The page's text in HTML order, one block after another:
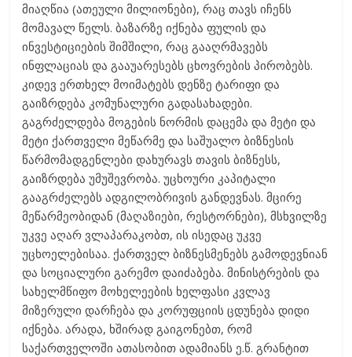
მიაღწია (ათეული მილიონები), რაც თავს იჩენს
მომავალ წელს. ბაზარზე იქნება ფულის და
ინვესტიციების შიმშილი, რაც გააღრმავებს
ინფლაციას და გააუარესებს ცხოვრების პირობებს.
კიდევ ერთხელ მოიმატებს დენზე ტარიფი და
გაიზრდება კომუნალური გადასახადები.
გაგრძელდება მოგების ნორმის დაცემა და მეტი და
მეტი ქართველი მეწარმე და საშუალო ბიზნესის
წარმომადგენლები დახურავს თავის ბიზნესს,
გაიზრდება უმუშევრობა. უცხოური კაპიტალი
გააგრძელებს ადგილობრივის განდევნას. მცირე
მეწარმეობიდან (მაღაზიები, რესტორნები), მსხვილზე
უკვე აღარ ვლაპარაკობთ, ის ისედაც უკვე
უცხოელებისაა. ქართველ ბიზნესმენებს გამოდევნიან
და სოციალური გარემო დაიძაბება. მინისტრების და
სახელმწიფო მოხელეების ხელფასი კვლავ
მიზერული დარჩება და კორუფციის ცდუნება დიდი
იქნება. არადა, ხშირად გაიგონებთ, რომ
საქართველოში ათასობით ადამიანს ე.წ. გრანტით